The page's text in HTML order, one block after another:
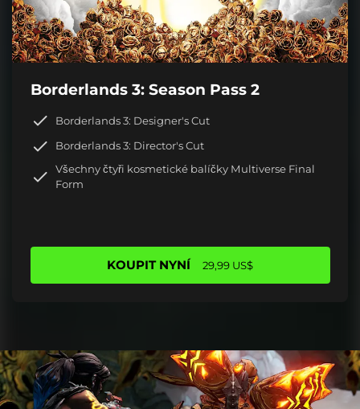
Borderlands 3: Season Pass 2
Borderlands 3: Designer's Cut
Borderlands 3: Director's Cut
Všechny čtyři kosmetické balíčky Multiverse Final
Form
KOUPIT NYNÍ 29,99 US$